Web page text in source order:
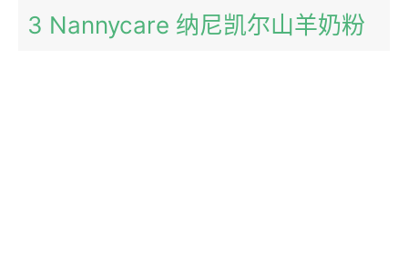
3 Nannycare 纳尼凯尔山羊奶粉